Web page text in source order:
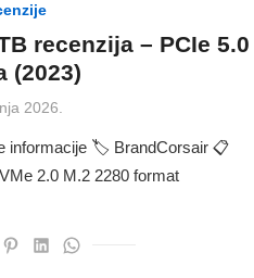
recenzija – PCIe 5.0
(2023)
2026.
informacije 🏷 BrandCorsair 📋
2.0 M.2 2280 format